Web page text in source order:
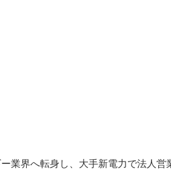
業界へ転身し、大手新電力で法人営